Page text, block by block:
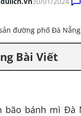
Bài Viết
bão bánh mì Đà